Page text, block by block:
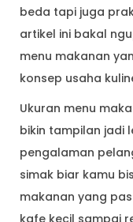
beda tapi juga
artikel ini bakal
menu makanan
konsep usaha
Ukuran menu
bikin tampilan jadi
pengalaman
simak biar kamu
makanan yang